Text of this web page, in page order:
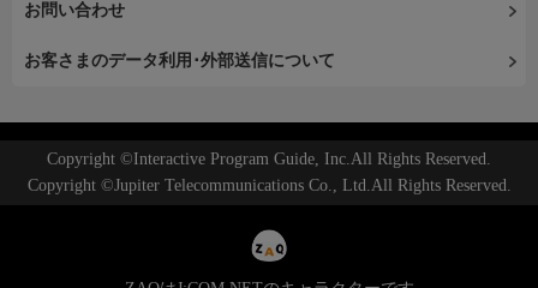
お問い合わせ
お客さまのデータ利用･外部送信について
Copyright ©Interactive Program Guide, Inc.All Rights Reserved.
Copyright ©Jupiter Telecommunications Co., Ltd.All Rights Reserved.